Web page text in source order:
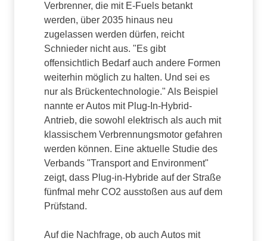
Verbrenner, die mit E-Fuels betankt
werden, über 2035 hinaus neu
zugelassen werden dürfen, reicht
Schnieder nicht aus. "Es gibt
offensichtlich Bedarf auch andere Formen
weiterhin möglich zu halten. Und sei es
nur als Brückentechnologie." Als Beispiel
nannte er Autos mit Plug-In-Hybrid-
Antrieb, die sowohl elektrisch als auch mit
klassischem Verbrennungsmotor gefahren
werden können. Eine aktuelle Studie des
Verbands "Transport and Environment"
zeigt, dass Plug-in-Hybride auf der Straße
fünfmal mehr CO2 ausstoßen aus auf dem
Prüfstand.
Auf die Nachfrage, ob auch Autos mit